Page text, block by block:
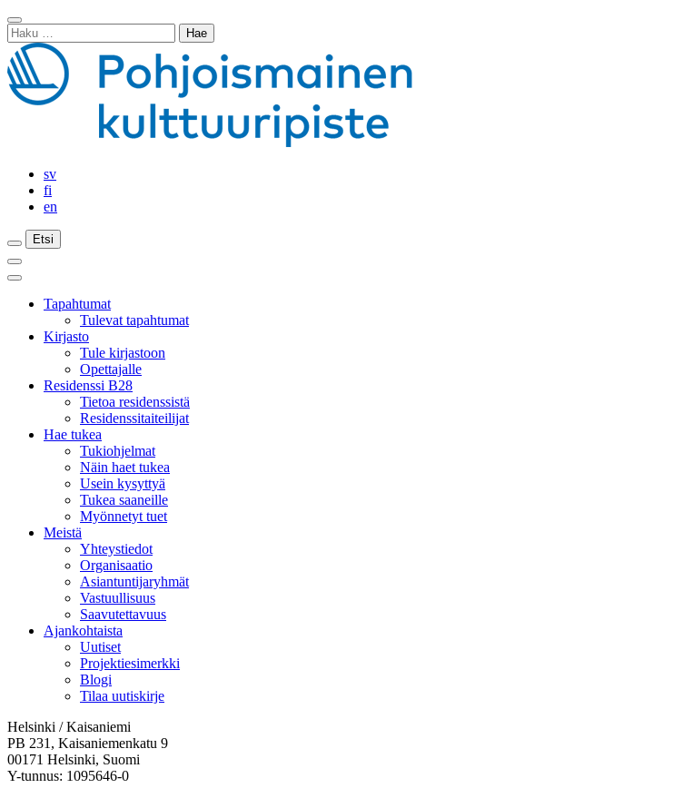
Siirry
sisältöön
Sulje
haku
Haku:
sv
fi
en
Etsi
Etsi
Etsi
Päävalikko
Sulje
päävalikkoTapahtumat
Tulevat tapahtumat
Kirjasto
Tule kirjastoon
Opettajalle
Residenssi B28
Tietoa residenssistä
Residenssitaiteilijat
Hae tukea
Tukiohjelmat
Näin haet tukea
Usein kysyttyä
Tukea saaneille
Myönnetyt tuet
Meistä
Yhteystiedot
Organisaatio
Asiantuntijaryhmät
Vastuullisuus
Saavutettavuus
Ajankohtaista
Uutiset
Projektiesimerkki
Blogi
Tilaa uutiskirje
Helsinki / Kaisaniemi
PB 231, Kaisaniemenkatu 9
00171 Helsinki, Suomi
Y-tunnus: 1095646-0